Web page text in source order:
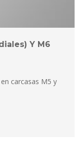
Y M6
carcasas M5 y